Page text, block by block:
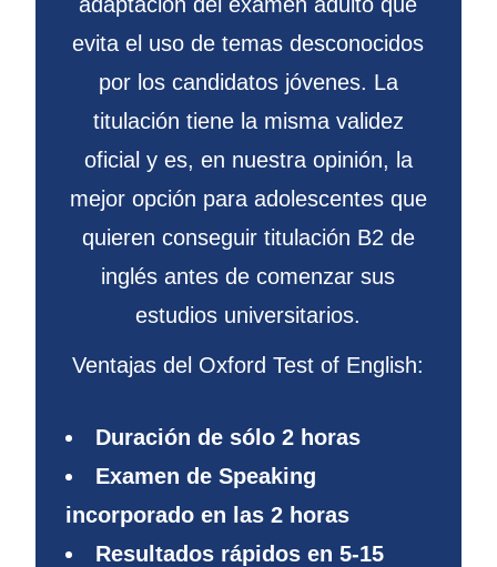
evita el uso de temas desconocidos
por los candidatos jóvenes. La
titulación tiene la misma validez
oficial y es, en nuestra opinión, la
mejor opción para adolescentes que
quieren conseguir titulación B2 de
inglés antes de comenzar sus
estudios universitarios.
Ventajas del Oxford Test of English:
Duración de sólo 2 horas
Examen de Speaking
incorporado en las 2 horas
Resultados rápidos en 5-15